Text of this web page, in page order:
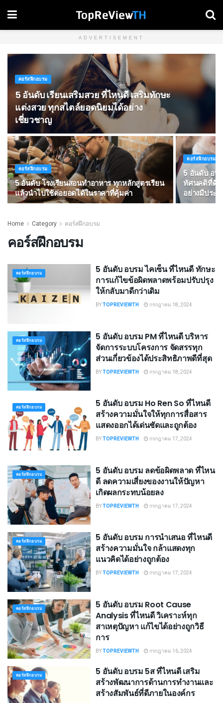
ADVERTISEMENT
คอร์สฝึกอบรม
5 อันดับ เรียนเสริมสวย ที่ไหนดี เสริมทักษะ
แต่งสวย ทุกสไตล์ยอดนิยมได้อย่าง
เชี่ยวชาญ
คอร์สฝึกอบรม
5 อันดับ โรงเรียนสอนทำอาหาร ทุกหลักสูตรเรียน
แล้วนำไปใช้ต่อยอดได้ในราคาที่คุ้มค่า
คอร์สฝึกอบรม
5 อันดับ อบ
ทัศนคติที่ดีใ
อย่างมีประ
Home Category คอร์สฝึกอบรม
คอร์สฝึกอบรม
คอร์สฝึกอบรม
5 อันดับ อบรม ไคเซ็น ที่ไหนดี ทักษะ
การแก้ไขข้อผิดพลาดพร้อมปรับปรุง
ให้กลับมาดีกว่าเดิม
BYTOPREVIEWTH กรกฎาคม 18, 2024
คอร์สฝึกอบรม
5 อันดับ อบรม PM ที่ไหนดี บริหาร
จัดการระบบโครงการ จัดสรรทุก
ส่วนเกี่ยวข้องได้ประสิทธิภาพดีที่สุด
BYTOPREVIEWTH กรกฎาคม 18, 2024
คอร์สฝึกอบรม
5 อันดับ อบรม Ho Ren So ที่ไหนดี
สร้างความมั่นใจให้ทุกการสื่อสาร
แสดงออกได้เด่นชัดและถูกต้อง
BYTOPREVIEWTH กรกฎาคม 17, 2024
คอร์สฝึกอบรม
5 อันดับ อบรม ลดข้อผิดพลาด ที่ไหน
ดี ลดความเสี่ยงของงานให้ปัญหา
เกิดผลกระทบน้อยลง
BYTOPREVIEWTH กรกฎาคม 17, 2024
คอร์สฝึกอบรม
5 อันดับ อบรม การนำเสนอ ที่ไหนดี
สร้างความมั่นใจ กล้าแสดงทุก
แนวคิดได้อย่างถูกต้อง
BYTOPREVIEWTH กรกฎาคม 17, 2024
คอร์สฝึกอบรม
5 อันดับ อบรม Root Cause
Analysis ที่ไหนดี วิเคราะห์ทุก
สาเหตุปัญหา แก้ไขได้อย่างถูกวิธี
การ
BYTOPREVIEWTH กรกฎาคม 16, 2024
คอร์สฝึกอบรม
5 อันดับ อบรม 5ส ที่ไหนดี เสริม
สร้างพัฒนาการด้านการทำงานและ
สร้างสัมพันธ์ที่ดีภายในองค์กร